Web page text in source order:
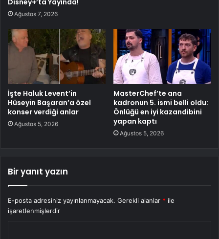
Ağustos 7, 2026
İşte Haluk Levent’in
Hüseyin Başaran’a özel
konser verdiği anlar
Ağustos 5, 2026
MasterChef’te ana
kadronun 5. ismi belli oldu:
Önlüğü en iyi kazandibini
yapan kaptı
Ağustos 5, 2026
Bir yanıt yazın
E-posta adresiniz yayınlanmayacak. Gerekli alanlar * ile
işaretlenmişlerdir